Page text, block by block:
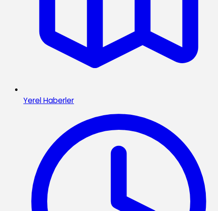
Yerel Haberler